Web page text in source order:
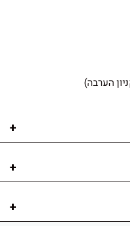
הערבה)